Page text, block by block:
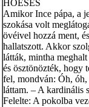
HÓESÉS
Amikor Ince pápa, a
szokása volt
övéivel hozzá ment,
hallatszott. Akkor
látták, mintha
és ösztönözték, hogy
fel, mondván: Óh, óh,
láttam. – A kardinális
Felelte: A pokolba